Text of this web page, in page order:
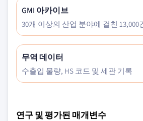
GMI 아카이브
30개 이상의 산업 분야에 걸친
무역 데이터
수출입 물량, HS 코드 및 세관 기록
연구 및 평가된 매개변수